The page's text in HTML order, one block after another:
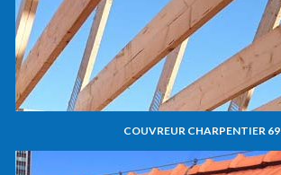
COUVREUR CHARPENTIER 69